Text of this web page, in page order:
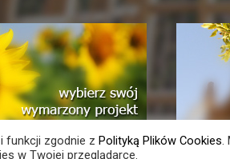
funkcji zgodnie z Polityką Plików Cookies
w Twojej przeglądarce.